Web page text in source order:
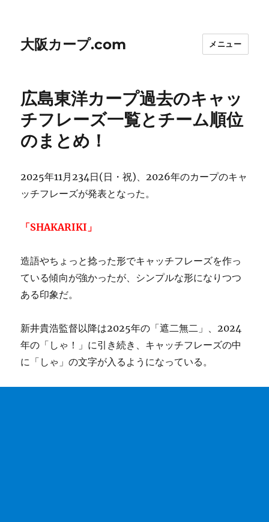
大阪カープ.com メニュー
広島東洋カープ過去のキャッ
チフレーズ一覧とチーム順位
のまとめ！
2025年11月234日(日・祝)、2026年のカープのキャ
ッチフレーズが発表となった。
「SHAKARIKI 」
造語やちょっと捻った形でキャッチフレーズを作っ
ている傾向が強かったが、シンプルな形になりつつ
ある印象だ。
新井貴浩監督以降は2025年の「遮二無二」、2024
年の「しゃ！」に引き続き、キャッチフレーズの中
に「しゃ」の文字が入るようになっている。